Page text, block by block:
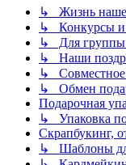
↳ Жизнь
↳ Конкурсы и
↳ Для группы
↳ Наши
↳ Совместное
↳ Обмен
Подарочная
↳ Упаковка
Скрапбукинг,
↳ Шаблоны